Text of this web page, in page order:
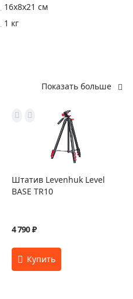
16x8x21 см
1 кг
Показать больше
Штатив Levenhuk Level
BASE TR10
4 790 ₽